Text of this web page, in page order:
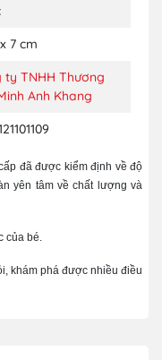
7 cm
ty TNHH Thương
Anh Khang
đã được kiểm định về độ
yên tâm về chất lượng và
của bé.
khám phá được nhiều điều